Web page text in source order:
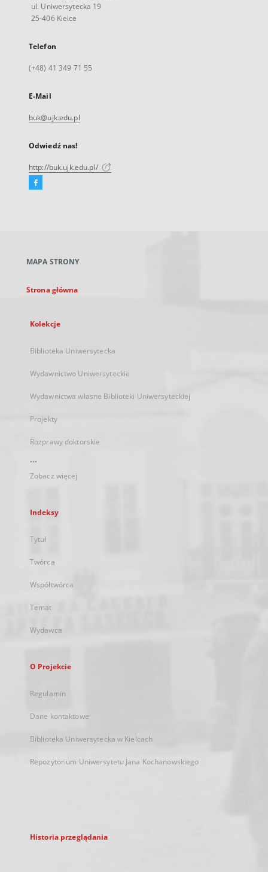
ul. Uniwersytecka 19
25-406 Kielce
Telefon
(+48) 41 349 71 55
E-Mail
buk@ujk.edu.pl
Odwiedź nas!
http://buk.ujk.edu.pl/
Facebook
karcie
MAPA STRONY
Strona główna
Kolekcje
Biblioteka Uniwersytecka
Wydawnictwo Uniwersyteckie
Wydawnictwa własne Biblioteki Uniwersyteckiej
Projekty
Rozprawy doktorskie
...
Zobacz więcej
Indeksy
Tytuł
Twórca
Współtwórca
Temat
Wydawca
O Projekcie
Regulamin
Dane kontaktowe
Biblioteka Uniwersytecka w Kielcach
Repozytorium Uniwersytetu Jana Kochanowskiego
Historia przeglądania